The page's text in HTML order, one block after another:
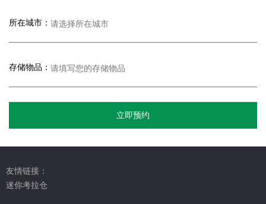
所在城市：
存储物品：
立即预约
友情链接：
迷你考拉仓